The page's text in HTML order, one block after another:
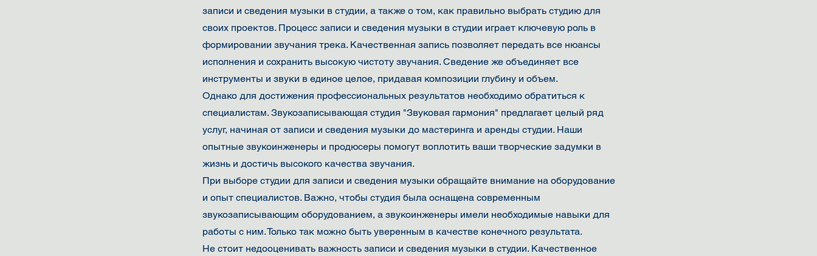
записи и сведения музыки в студии, а также о том, как правильно выбрать студию для
своих проектов. Процесс записи и сведения музыки в студии играет ключевую роль в
формировании звучания трека. Качественная запись позволяет передать все нюансы
исполнения и сохранить высокую чистоту звучания. Сведение же объединяет все
инструменты и звуки в единое целое, придавая композиции глубину и объем.
Однако для достижения профессиональных результатов необходимо обратиться к
специалистам. Звукозаписывающая студия "Звуковая гармония" предлагает целый ряд
услуг, начиная от записи и сведения музыки до мастеринга и аренды студии. Наши
опытные звукоинженеры и продюсеры помогут воплотить ваши творческие задумки в
жизнь и достичь высокого качества звучания.
При выборе студии для записи и сведения музыки обращайте внимание на оборудование
и опыт специалистов. Важно, чтобы студия была оснащена современным
звукозаписывающим оборудованием, а звукоинженеры имели необходимые навыки для
работы с ним. Только так можно быть уверенным в качестве конечного результата.
Не стоит недооценивать важность записи и сведения музыки в студии. Качественное